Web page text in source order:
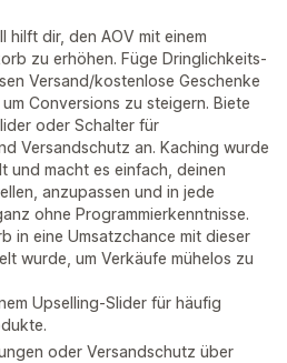
hilft dir, den AOV mit einem
zu erhöhen. Füge Dringlichkeits-
Versand/kostenlose Geschenke
Conversions zu steigern. Biete
oder Schalter für
Versandschutz an. Kaching wurde
und macht es einfach, deinen
anzupassen und in jede
ohne Programmierkenntnisse.
in eine Umsatzchance mit dieser
wurde, um Verkäufe mühelos zu
Upselling-Slider für häufig
oder Versandschutz über